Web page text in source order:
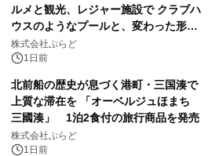
ルメと観光、レジャー施設で クラブハ
ウスのようなプールと、変わった形の
サウナも 「THE BOXY AWAJI」のお
得な素泊まり連泊プランで
株式会社ぷらど
1日前
北前船の歴史が息づく港町・三国湊で
上質な滞在を 「オーベルジュほまち
三國湊」 1泊2食付の旅行商品を発売
株式会社ぷらど
1日前